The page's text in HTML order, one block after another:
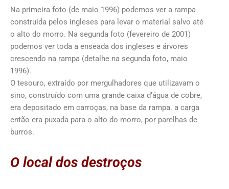
Na primeira foto (de maio 1996) podemos ver a rampa
construída pelos ingleses para levar o material salvo até
o alto do morro. Na segunda foto (fevereiro de 2001)
podemos ver toda a enseada dos ingleses e árvores
crescendo na rampa (detalhe na segunda foto, maio
1996).
O tesouro, extraído por mergulhadores que utilizavam o
sino, construído com uma grande caixa d’água de cobre,
era depositado em carroças, na base da rampa. a carga
então era puxada para o alto do morro, por parelhas de
burros.
O local dos destroços